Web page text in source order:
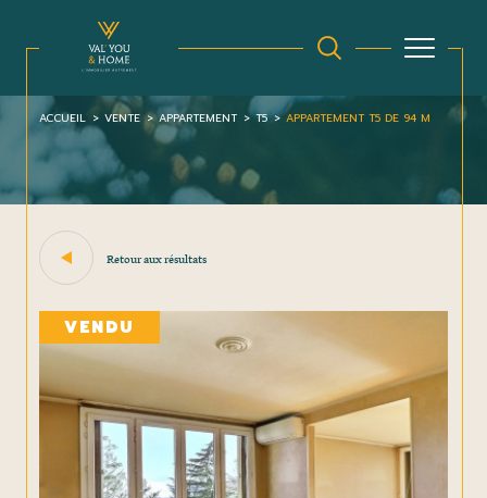
ACCUEIL VENTE APPARTEMENT T5 APPARTEMENT T5 DE 94 M
Retour aux résultats
VENDU